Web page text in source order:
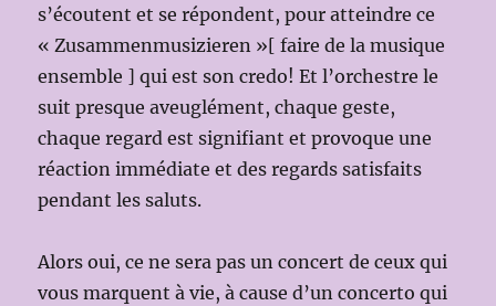
s’écoutent et se répondent, pour atteindre ce
« Zusammenmusizieren »[ faire de la musique
ensemble ] qui est son credo! Et l’orchestre le
suit presque aveuglément, chaque geste,
chaque regard est signifiant et provoque une
réaction immédiate et des regards satisfaits
pendant les saluts.
Alors oui, ce ne sera pas un concert de ceux qui
vous marquent à vie, à cause d’un concerto qui